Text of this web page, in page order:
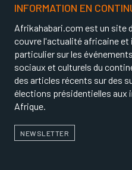
INFORMATION EN
Afrikahabari.com est un site
couvre l'actualité africaine et
particulier sur les
sociaux et culturels du
des articles récents sur des
élections présidentielles aux
Afrique.
NEWSLETTER